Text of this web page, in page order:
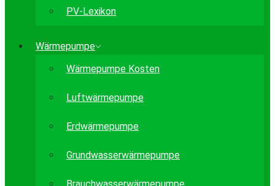
PV-Lexikon
Wärmepumpe
Wärmepumpe Kosten
Luftwärmepumpe
Erdwärmepumpe
Grundwasserwärmepumpe